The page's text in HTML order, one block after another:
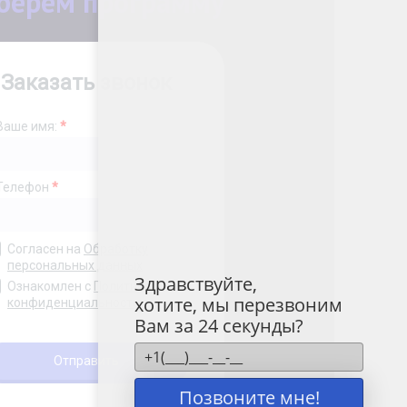
Здравствуйте,
хотите, мы перезвоним
Вам за 24 секунды?
Позвоните мне!